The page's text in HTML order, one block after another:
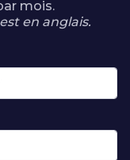
mois.
en anglais.